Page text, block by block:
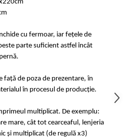
cu fermoar, iar fețele de
parte suficient astfel încât
față de poza de prezentare, în
în procesul de producție.
multiplicat. De exemplu:
mare, cât tot cearceaful, lenjeria
și multiplicat (de regulă x3)